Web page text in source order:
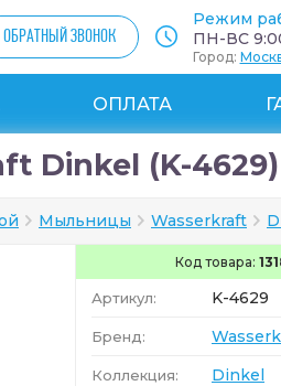
ОБРАТНЫЙ ЗВОНОК
Режим
ПН-ВС
Город:
ОПЛАТА
Dinkel (K-4629)
Мыльницы Wasserkraft
Код товара:
Артикул: K-4629
Бренд:
Коллекция: Dinkel